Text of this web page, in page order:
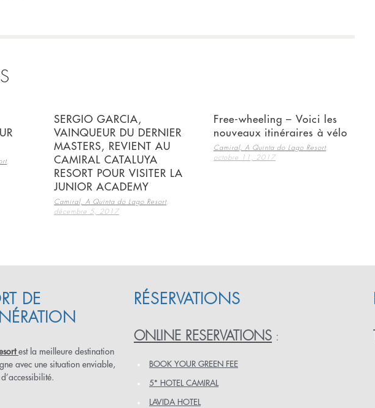
,
SERGIO GARCIA,
VAINQUEUR DU DERNIER
MASTERS, REVIENT AU
CAMIRAL CATALUYA
RESORT POUR VISITER LA
JUNIOR ACADEMY
Camiral, A Quinta do Lago Resort,
décembre 5, 2017
Free-wheeling – Voici les
nouveaux itinéraires à vélo
Camiral, A Quinta do Lago Resort,
octobre 11, 2017
DE
est la meilleure destination
avec une situation enviable,
RÉSERVATIONS
ONLINE RESERVATIONS :
BOOK YOUR GREEN FEE
5* HOTEL CAMIRAL
LAVIDA HOTEL